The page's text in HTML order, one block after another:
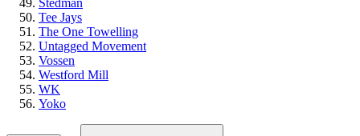
Stedman
Tee Jays
The One Towelling
Untagged Movement
Vossen
Westford Mill
WK
Yoko